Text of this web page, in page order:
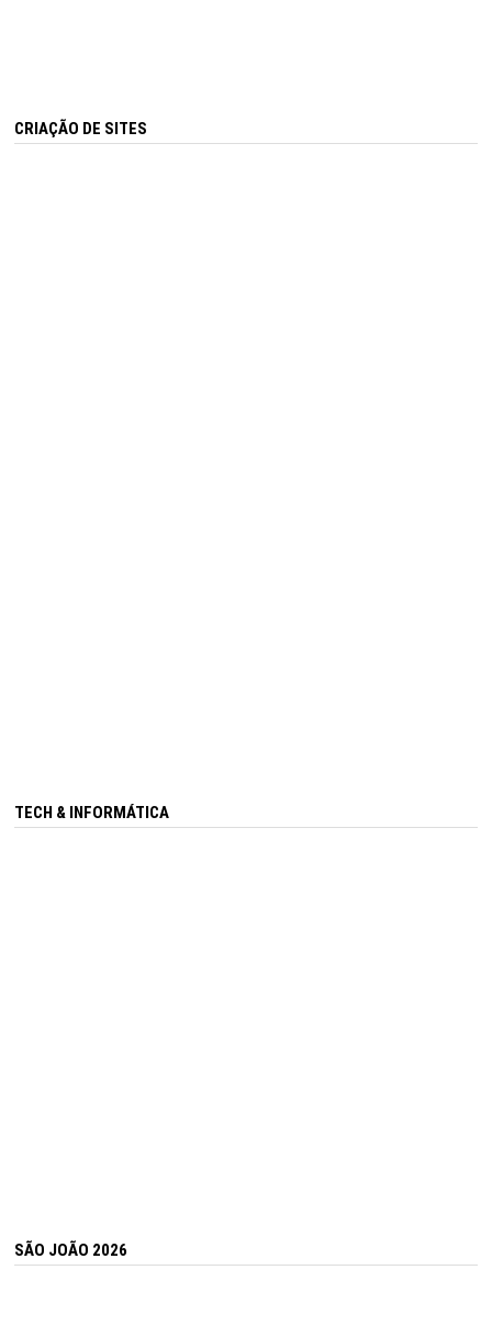
CRIAÇÃO DE SITES
TECH & INFORMÁTICA
SÃO JOÃO 2026